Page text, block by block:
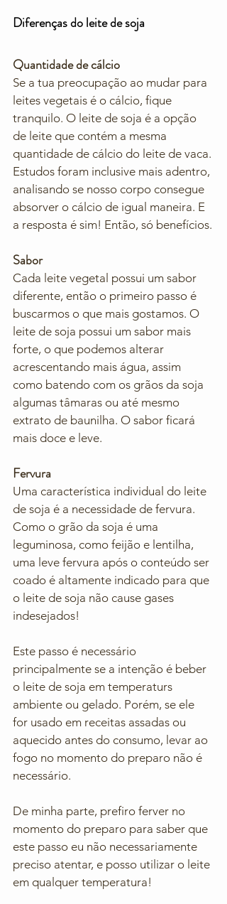
Diferenças do leite de soja
Quantidade de cálcio
Se a tua preocupação ao mudar para
leites vegetais é o cálcio, fique
tranquilo. O leite de soja é a opção
de leite que contém a mesma
quantidade de cálcio do leite de vaca.
Estudos foram inclusive mais adentro,
analisando se nosso corpo consegue
absorver o cálcio de igual maneira. E
a resposta é sim! Então, só benefícios.
Sabor
Cada leite vegetal possui um sabor
diferente, então o primeiro passo é
buscarmos o que mais gostamos. O
leite de soja possui um sabor mais
forte, o que podemos alterar
acrescentando mais água, assim
como batendo com os grãos da soja
algumas tâmaras ou até mesmo
extrato de baunilha. O sabor ficará
mais doce e leve.
Fervura
Uma característica individual do leite
de soja é a necessidade de fervura.
Como o grão da soja é uma
leguminosa, como feijão e lentilha,
uma leve fervura após o conteúdo ser
coado é altamente indicado para que
o leite de soja não cause gases
indesejados!
Este passo é necessário
principalmente se a intenção é beber
o leite de soja em temperaturs
ambiente ou gelado. Porém, se ele
for usado em receitas assadas ou
aquecido antes do consumo, levar ao
fogo no momento do preparo não é
necessário.
De minha parte, prefiro ferver no
momento do preparo para saber que
este passo eu não necessariamente
preciso atentar, e posso utilizar o leite
em qualquer temperatura!